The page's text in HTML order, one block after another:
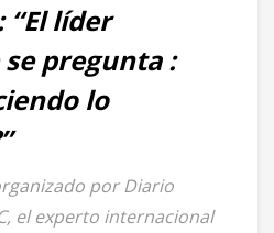
“El líder
pregunta :
lo
por Diario
el experto internacional